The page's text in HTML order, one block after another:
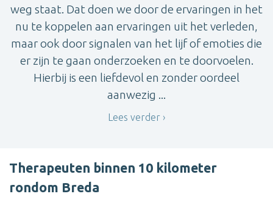
weg staat. Dat doen we door de ervaringen in het
nu te koppelen aan ervaringen uit het verleden,
maar ook door signalen van het lijf of emoties die
er zijn te gaan onderzoeken en te doorvoelen.
Hierbij is een liefdevol en zonder oordeel
aanwezig ...
Lees verder
Therapeuten binnen 10 kilometer
rondom Breda